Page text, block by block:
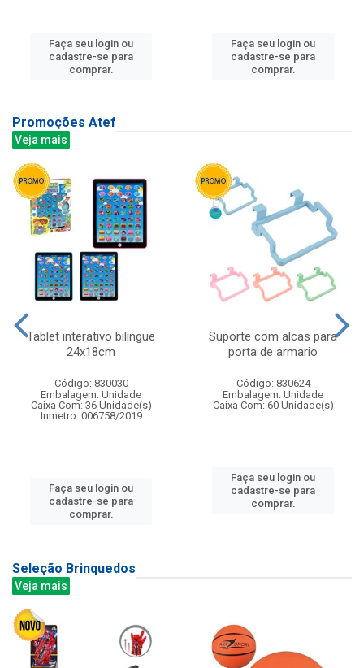
Faça seu login ou
cadastre-se para
comprar.
Faça seu login ou
cadastre-se para
comprar.
Promoções Atef
Veja mais
Tablet interativo bilingue
24x18cm
Código: 830030
Embalagem: Unidade
Caixa Com: 36 Unidade(s)
Inmetro: 006758/2019
Faça seu login ou
cadastre-se para
comprar.
Suporte com alcas para
porta de armario
Código: 830624
Embalagem: Unidade
Caixa Com: 60 Unidade(s)
Faça seu login ou
cadastre-se para
comprar.
Seleção Brinquedos
Veja mais